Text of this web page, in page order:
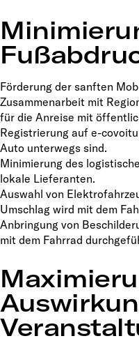
Förderung der sanften
Zusammenarbeit mit
für die Anreise mit
Registrierung auf e-
Auto unterwegs sind.
Minimierung des
lokale Lieferanten.
Auswahl von
Umschlag wird mit dem
Anbringung von
mit dem Fahrrad